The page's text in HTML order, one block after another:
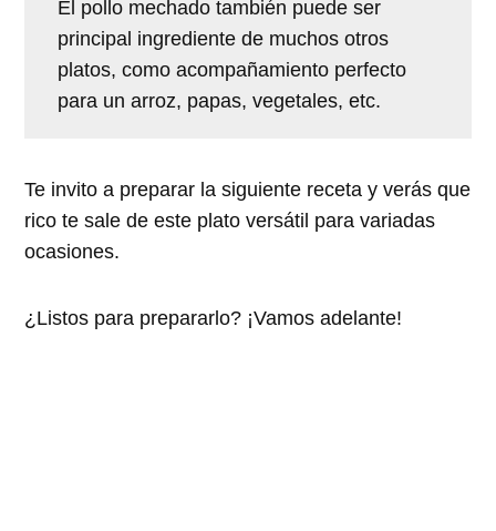
El pollo mechado también puede ser
principal ingrediente de muchos otros
platos, como acompañamiento perfecto
para un arroz, papas, vegetales, etc.
Te invito a preparar la siguiente receta y verás que
rico te sale de este plato versátil para variadas
ocasiones.
¿Listos para prepararlo? ¡Vamos adelante!